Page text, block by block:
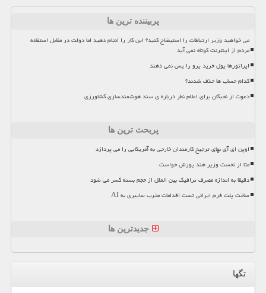
پربیننده ترین ها
می خواهید وزیر ارتباطات را استیضاح کنید؟ این کار را انجام دهید اما دولت در مقابل استفاده
مردم از اینترنت کوتاه نمی آید
اپراتورها پول خرید پرو را پس نمی دهند
کدام حساب ها حذف شدند؟
دعوت از نخبگان برای اعلام نظر درباره ی سند هوشمندسازی کشاورزی
پربحث ترین ها
اوپن ای آی بهای ترجیح کارمندان خارجی به آمریکایی را می پردازد
متا از نخست وزیر هند پوزش خواست
دقیقا به اندازه مصرف ترافیک بین الملل از حجم بسته کسر می شود
ساخت پلت فرم ایرانی تست اقدامات مخرب سایبری به AI
جدیدترین ها
تگها